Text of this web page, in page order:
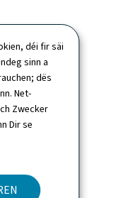
déi fir säi
sinn a
dës
Net-
Zwecker
Dir se